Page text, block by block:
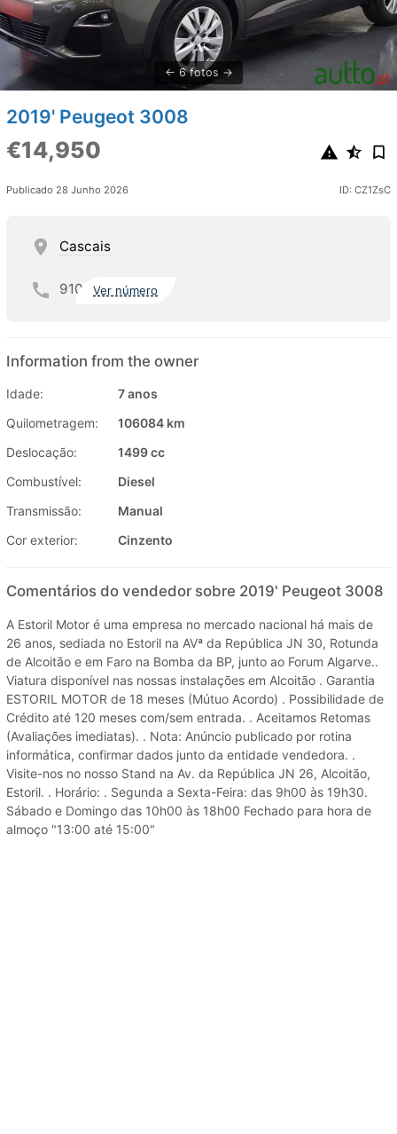
6 fotos
2019' Peugeot 3008
€14,950
Publicado 28 Junho 2026 ID: CZ1ZsC
Cascais
910 Ver número
Information from the owner
Idade:
7 anos
Quilometragem:
106084 km
Deslocação:
1499 cc
Combustível:
Diesel
Transmissão:
Manual
Cor exterior:
Cinzento
Comentários do vendedor sobre 2019' Peugeot 3008
A Estoril Motor é uma empresa no mercado nacional há mais de
26 anos, sediada no Estoril na AVª da República JN 30, Rotunda
de Alcoitão e em Faro na Bomba da BP, junto ao Forum Algarve..
Viatura disponível nas nossas instalações em Alcoitão . Garantia
ESTORIL MOTOR de 18 meses (Mútuo Acordo) . Possibilidade de
Crédito até 120 meses com/sem entrada. . Aceitamos Retomas
(Avaliações imediatas). . Nota: Anúncio publicado por rotina
informática, confirmar dados junto da entidade vendedora. .
Visite-nos no nosso Stand na Av. da República JN 26, Alcoitão,
Estoril. . Horário: . Segunda a Sexta-Feira: das 9h00 às 19h30.
Sábado e Domingo das 10h00 às 18h00 Fechado para hora de
almoço "13:00 até 15:00"